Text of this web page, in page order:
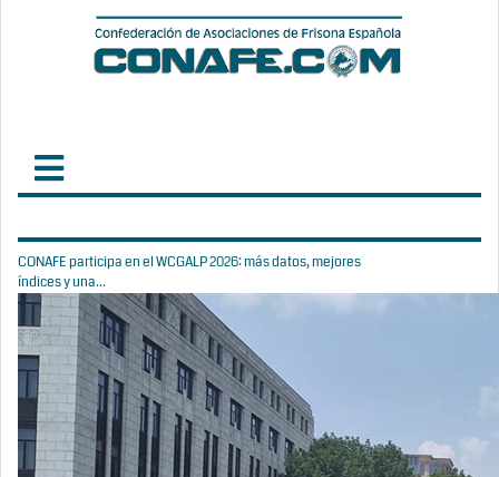
CONAFE participa en el WCGALP 2026: más datos, mejores
índices y una...